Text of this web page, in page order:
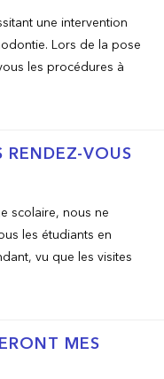
une intervention
Lors de la pose
les procédures à
RENDEZ-VOUS
scolaire, nous ne
les étudiants en
vu que les visites
MES